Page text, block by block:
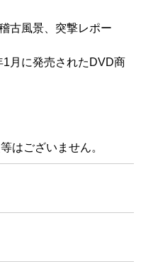
古風景、突撃レポー
月に発売されたDVD商
はございません。